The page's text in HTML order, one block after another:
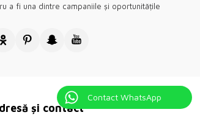
Contact WhatsApp
a fi una dintre campaniile și oportunitățile
și contact